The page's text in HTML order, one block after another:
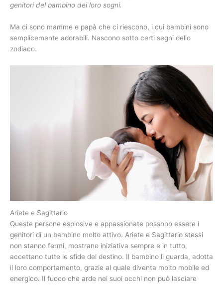
genitori del bambino dei loro sogni.
Ma ci sono mamme e papà che ci riescono, i cui bambini sono
semplicemente adorabili. Nascono sotto certi segni dello
zodiaco.
Ariete e Sagittario
Queste persone esplosive e appassionate possono essere i
genitori di un bambino molto attivo. Ariete e Sagittario stessi
non stanno fermi, mostrano iniziativa sempre e in tutto,
accettano tutte le sfide del destino. Il bambino li guarda, adotta
il loro comportamento, grazie al quale diventa molto mobile ed
energico. Il fuoco che arde nei suoi occhi non può lasciare